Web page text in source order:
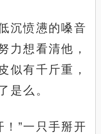
沉愤懑的嗓音
力想看清他，
似有千斤重，
是么。
！”一只手掰开